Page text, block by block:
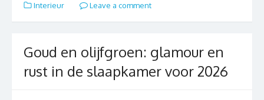
Interieur Leave a comment
Goud en olijfgroen: glamour en
rust in de slaapkamer voor 2026